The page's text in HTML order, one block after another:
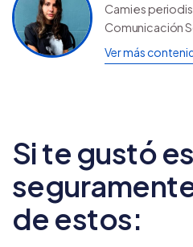
Cami es
Comunicación
desempeñarse
nuevas
Ver más
Si te gustó
de estos: